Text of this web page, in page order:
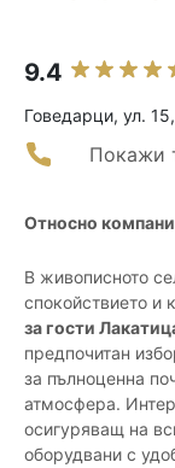
9.4
Говедарци, ул.
Покажи
Относно
В живописното
спокойствието и
за гости
предпочитан
за пълноценна
атмосфера.
осигуряващ на
оборудвани с